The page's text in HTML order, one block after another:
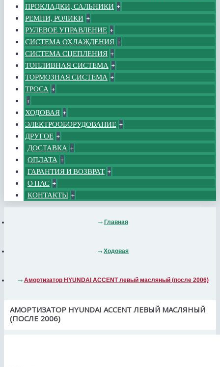
ПРОКЛАДКИ, САЛЬНИКИ +
РЕМНИ, РОЛИКИ +
РУЛЕВОЕ УПРАВЛЕНИЕ +
СИСТЕМА ОХЛАЖДЕНИЯ +
СИСТЕМА СЦЕПЛЕНИЯ +
ТОПЛИВНАЯ СИСТЕМА +
ТОРМОЗНАЯ СИСТЕМА +
ТРОСА +
+
ХОДОВАЯ +
ЭЛЕКТРООБОРУДОВАНИЕ +
ДРУГОЕ +
ДОСТАВКА +
ОПЛАТА +
ГАРАНТИЯ И ВОЗВРАТ +
О НАС +
КОНТАКТЫ +
Главная
Ходовая
Амортизатор HYUNDAI ACCENT левый масляный (после 2006)
АМОРТИЗАТОР HYUNDAI ACCENT ЛЕВЫЙ МАСЛЯНЫЙ
(ПОСЛЕ 2006)